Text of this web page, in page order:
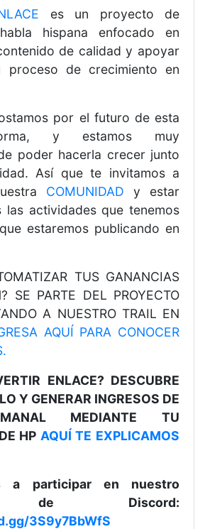
es un proyecto de
hispana enfocado en
de calidad y apoyar
proceso de crecimiento en
por el futuro de esta
y estamos muy
poder hacerla crecer junto
Así que te invitamos a
COMUNIDAD y estar
las actividades que tenemos
estaremos publicando en
TUS GANANCIAS
SE PARTE DEL PROYECTO
A NUESTRO TRAIL EN
AQUÍ PARA CONOCER
ENLACE? DESCUBRE
Y GENERAR INGRESOS DE
MEDIANTE TU
HP AQUÍ TE EXPLICAMOS
a participar en nuestro
de Discord:
3S9y7BbWfS